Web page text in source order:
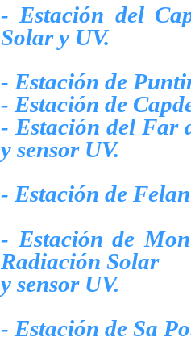
- Estación del
Solar y UV.
- Estación de
- Estación de
- Estación del Far
y sensor UV.
- Estación de
- Estación de
Radiación Solar
y sensor UV.
- Estación de Sa